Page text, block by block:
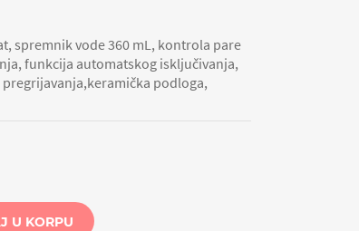
spremnik vode 360 mL, kontrola pare
funkcija automatskog isključivanja,
podloga,
U KORPU